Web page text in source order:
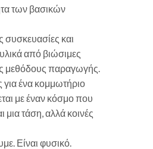
των βασικών
και
από βιώσιμες
μεθόδους παραγωγής.
για ένα κομμωτήριο
με έναν κόσμο που
μια τάση, αλλά κοινές
Είναι φυσικό.